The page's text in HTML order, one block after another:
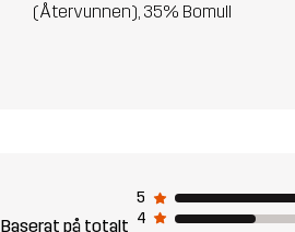
(Återvunnen), 35% Bomull
Baserat på totalt
5
4